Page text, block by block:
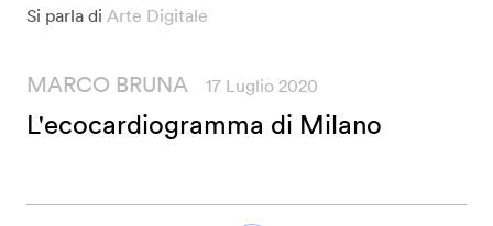
Si parla di Arte Digitale
MARCO BRUNA 17 Luglio 2020
L'ecocardiogramma di Milano